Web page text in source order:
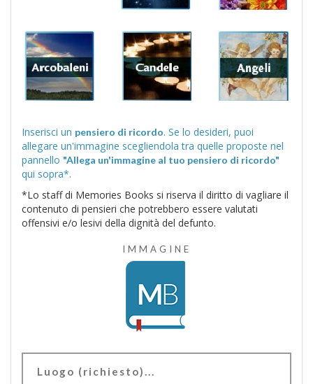
Inserisci un pensiero di ricordo. Se lo desideri, puoi
allegare un'immagine scegliendola tra quelle proposte nel
pannello "Allega un'immagine al tuo pensiero di ricordo"
qui sopra*.
*Lo staff di Memories Books si riserva il diritto di vagliare il
contenuto di pensieri che potrebbero essere valutati
offensivi e/o lesivi della dignità del defunto.
IMMAGINE